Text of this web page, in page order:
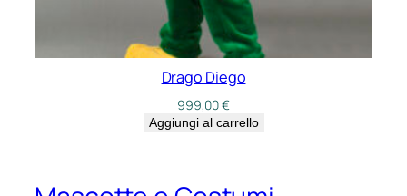
Drago Diego
999,00€
Aggiungi al carrello